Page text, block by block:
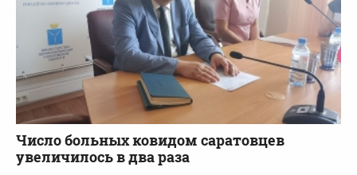
Число больных ковидом саратовцев
увеличилось в два раза